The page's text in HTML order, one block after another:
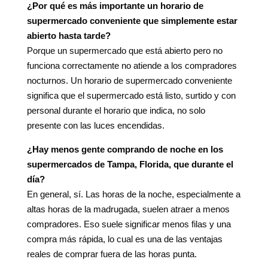
¿Por qué es más importante un horario de
supermercado conveniente que simplemente estar
abierto hasta tarde?
Porque un supermercado que está abierto pero no
funciona correctamente no atiende a los compradores
nocturnos. Un horario de supermercado conveniente
significa que el supermercado está listo, surtido y con
personal durante el horario que indica, no solo
presente con las luces encendidas.
¿Hay menos gente comprando de noche en los
supermercados de Tampa, Florida, que durante el
día?
En general, sí. Las horas de la noche, especialmente a
altas horas de la madrugada, suelen atraer a menos
compradores. Eso suele significar menos filas y una
compra más rápida, lo cual es una de las ventajas
reales de comprar fuera de las horas punta.